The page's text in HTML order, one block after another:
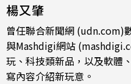
楊又肇
曾任聯合新聞網 (udn.com)
與Mashdigi網站
玩、科技類新品，以及軟體
寫內容介紹新玩意。